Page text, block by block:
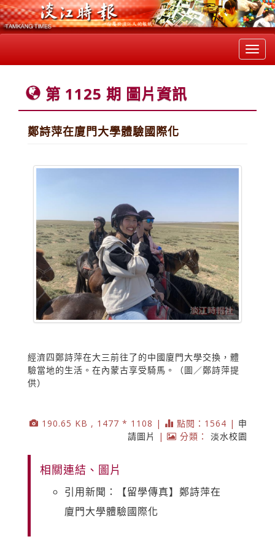
第 1125 期 圖片資訊
鄭詩萍在廈門大學體驗國際化
經濟四鄭詩萍在大三前往了的中國廈門大學交換，體
驗當地的生活。在內蒙古享受騎馬。（圖／鄭詩萍提
供）
190.65 KB , 1477 * 1108 | 點閱：1564 | 申
請圖片
| 分類： 淡水校園
相關連結、圖片
引用新聞：【留學傳真】鄭詩萍在
廈門大學體驗國際化